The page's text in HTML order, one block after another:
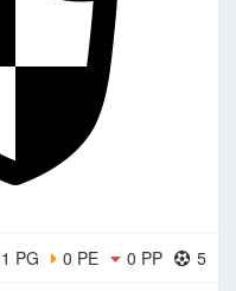
5
0 PP
0 PE
1 PG